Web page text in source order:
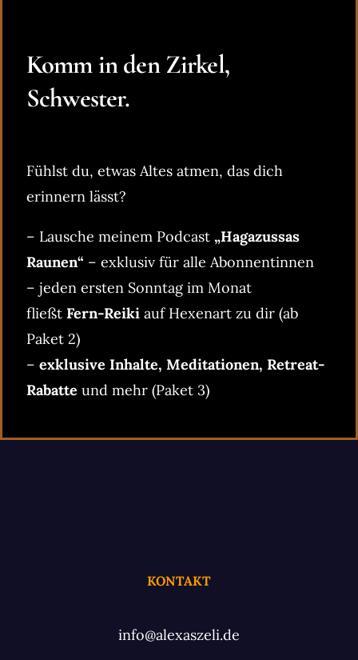
Komm in den Zirkel,
Schwester.
Fühlst du, etwas Altes atmen, das dich
erinnern lässt?
– Lausche meinem Podcast „Hagazussas
Raunen“ – exklusiv für alle Abonnentinnen
– jeden ersten Sonntag im Monat
fließt Fern-Reiki auf Hexenart zu dir (ab
Paket 2)
– exklusive Inhalte, Meditationen, Retreat-
Rabatte und mehr (Paket 3)
KONTAKT
info@alexaszeli.de